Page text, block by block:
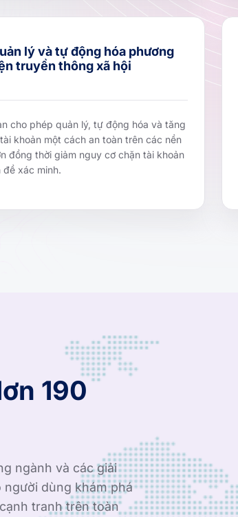
lý và tự động hóa phương
truyền thông xã hội
cho phép quản lý, tự động hóa và tăng
khoản một cách an toàn trên các nền
đồng thời giảm nguy cơ chặn tài khoản
đề xác minh.
190
ngành và các giải
dùng khám phá
tranh trên toàn